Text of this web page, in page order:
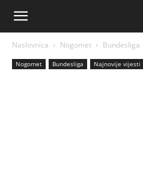
Naslovnica Nogomet Bundesliga
Nogomet Bundesliga Najnovije vijesti